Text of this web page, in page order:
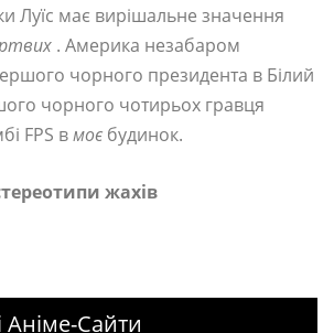
Луїс має вирішальне значення
. Америка незабаром
чорного президента в Білий
чорного чотирьох гравця
FPS вмоє будинок.
жахів
Аніме-Сайти